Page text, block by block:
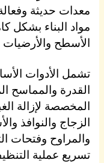
معدات حديثة
مواد البناء بشكل
الأسطح والأرضيات
تشمل الأدوات
القدرة والمماسح
المخصصة لإزالة
الزجاج والنوافذ
والمراوح وفتحات
تسريع عملية